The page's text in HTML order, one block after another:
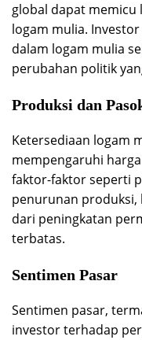
global dapat
logam mulia.
dalam logam mulia
perubahan politik
Produksi dan
Ketersediaan logam
mempengaruhi
faktor-faktor seperti
penurunan produksi,
dari peningkatan
terbatas.
Sentimen Pasar
Sentimen pasar,
investor terhadap